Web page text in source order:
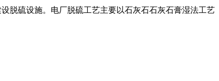
脱硫设施。电厂脱硫工艺主要以石灰石石灰石膏湿法工艺